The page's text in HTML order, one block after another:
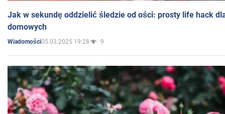
Jak w sekundę oddzielić śledzie od ości: prosty life hack
domowych
Wiadomości05.03.2025 19:28 9